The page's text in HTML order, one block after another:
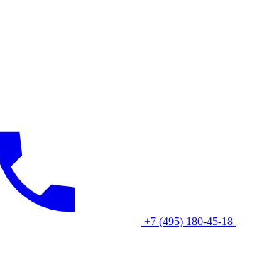
+7 (495) 180-45-18